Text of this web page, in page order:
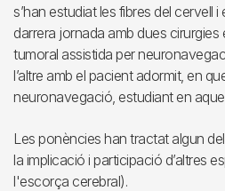
s’han estudiat les fibres del
darrera jornada amb dues cirurgies
tumoral assistida per
l’altre amb el pacient adormit, en
neuronavegació, estudiant en
Les ponències han tractat algun
la implicació i participació d’altres
l'escorça cerebral).